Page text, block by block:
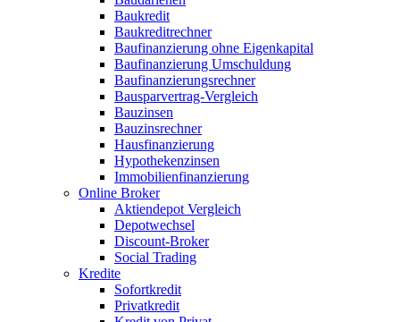
Baukredit
Baukreditrechner
Baufinanzierung ohne Eigenkapital
Baufinanzierung Umschuldung
Baufinanzierungsrechner
Bausparvertrag-Vergleich
Bauzinsen
Bauzinsrechner
Hausfinanzierung
Hypothekenzinsen
Immobilienfinanzierung
Online Broker
Aktiendepot Vergleich
Depotwechsel
Discount-Broker
Social Trading
Kredite
Sofortkredit
Privatkredit